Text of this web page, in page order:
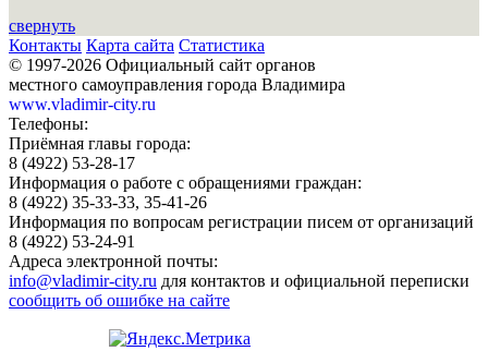
свернуть
Контакты Карта сайта Статистика
© 1997-2026 Официальный сайт органов
местного самоуправления города Владимира
www.vladimir-city.ru
Телефоны:
Приёмная главы города:
8 (4922) 53-28-17
Информация о работе с обращениями граждан:
8 (4922) 35-33-33, 35-41-26
Информация по вопросам регистрации писем от организаций
8 (4922) 53-24-91
Адреса электронной почты:
info@vladimir-city.ru для контактов и официальной переписки
сообщить об ошибке на сайте